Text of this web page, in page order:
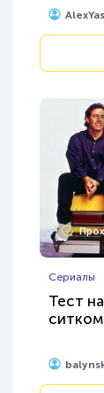
Сериалы
Тест